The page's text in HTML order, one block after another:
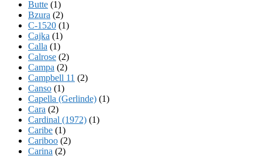
Butte (1)
Bzura (2)
C-1520 (1)
Cajka (1)
Calla (1)
Calrose (2)
Campa (2)
Campbell 11 (2)
Canso (1)
Capella (Gerlinde) (1)
Cara (2)
Cardinal (1972) (1)
Caribe (1)
Cariboo (2)
Carina (2)